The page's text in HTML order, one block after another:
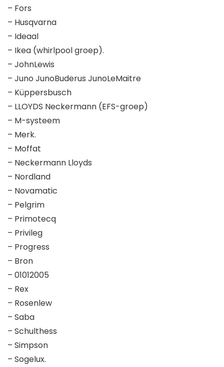
– Fors
– Husqvarna
– Ideaal
– Ikea (whirlpool groep).
– JohnLewis
– Juno JunoBuderus JunoLeMaitre
– Küppersbusch
– LLOYDS Neckermann (EFS-groep)
– M-systeem
– Merk.
– Moffat
– Neckermann Lloyds
– Nordland
– Novamatic
– Pelgrim
– Primotecq
– Privileg
– Progress
– Bron
– 01012005
– Rex
– Rosenlew
– Saba
– Schulthess
– Simpson
– Sogelux.